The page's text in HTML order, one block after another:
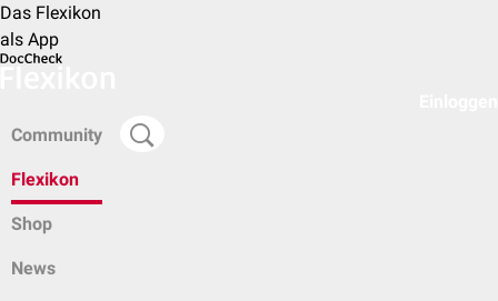
Das Flexikon
als App
Community
Flexikon
Shop
News